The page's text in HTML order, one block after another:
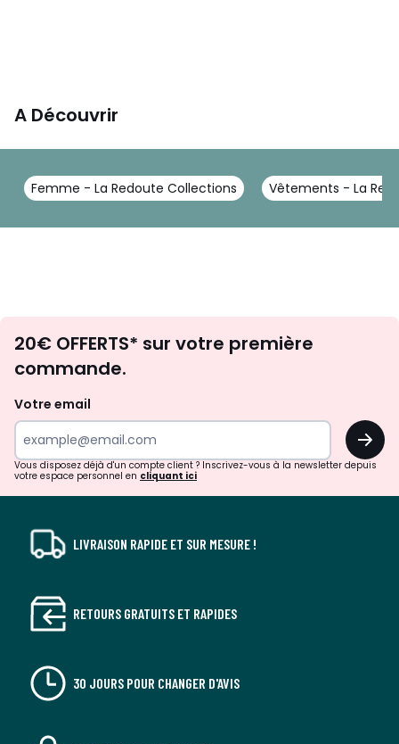
A Découvrir
Femme - La Redoute Collections Vêtements - La
d'inspirations
surprises?
20€ OFFERTS* sur votre première
commande.
Votre email
OK
Vous disposez déjà d'un compte client ? Inscrivez-vous à la newsletter depuis
votre espace personnel en cliquant ici
LIVRAISON RAPIDE ET SUR MESURE !
RETOURS GRATUITS ET RAPIDES
30 JOURS POUR CHANGER D'AVIS